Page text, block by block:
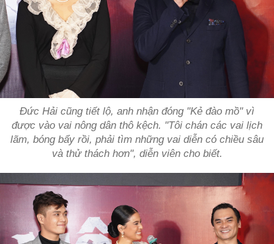
Đức Hải cũng tiết lộ, anh nhận đóng "Kẻ đào mồ" vì
được vào vai nông dân thô kệch. "Tôi chán các vai lịch
lãm, bóng bẩy rồi, phải tìm những vai diễn có chiều sâu
và thử thách hơn", diễn viên cho biết.